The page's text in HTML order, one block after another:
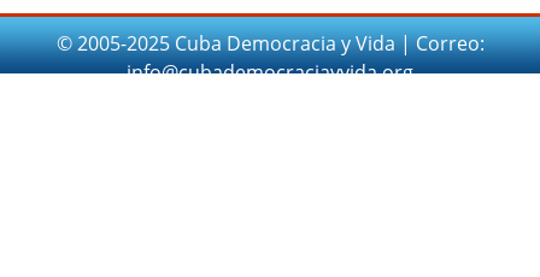
© 2005-2025 Cuba Democracia y Vida | Correo:
info@cubademocraciayvida.org